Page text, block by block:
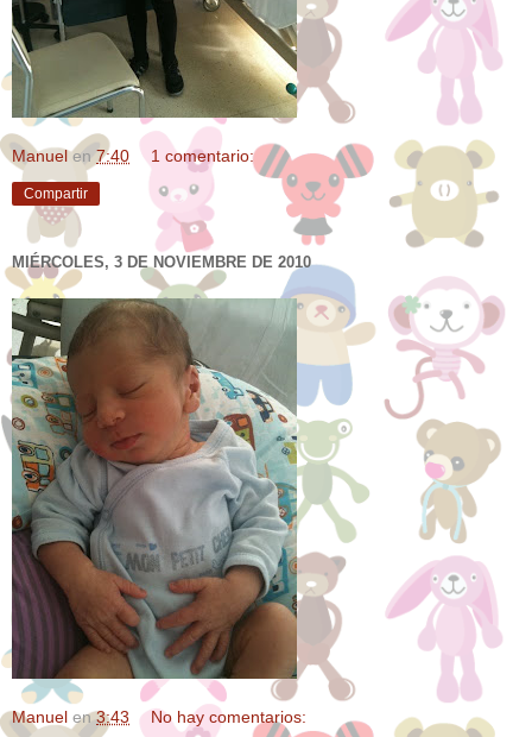
Manuel en 7:40 1 comentario:
Compartir
MIÉRCOLES, 3 DE NOVIEMBRE DE 2010
Manuel en3:43 No hay comentarios: